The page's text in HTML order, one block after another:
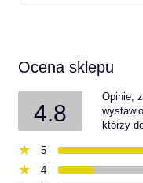
Ocena sklepu
4.8
Opinie,
którzy
5
4